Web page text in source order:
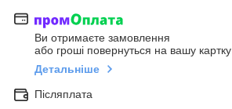
Ви отримаєте замовлення
або гроші повернуться на вашу картку
Детальніше
Післяплата